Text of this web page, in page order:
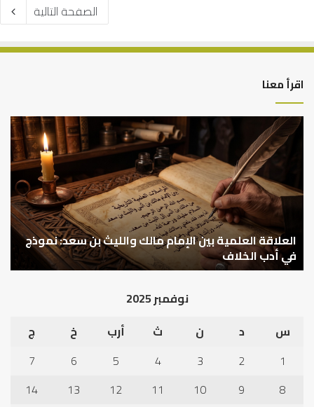
الصفحة التالية
اقرأ معنا
العلاقة
العلمية
الإمام
مالك
والليث
سعد:
نموذج
في
أدب
العلاقة العلمية بين الإمام مالك والليث بن سعد: نموذج
في أدب الخلاف
نوفمبر 2025
س
د ن ث أرب خ
ج
1
2
3
4
5
6
7
8
9
10
11
12
13
14